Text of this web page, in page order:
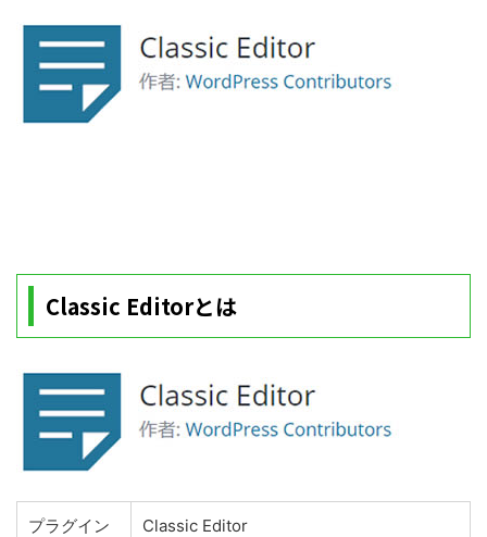
Classic Editorとは
プラグイン
Classic Editor